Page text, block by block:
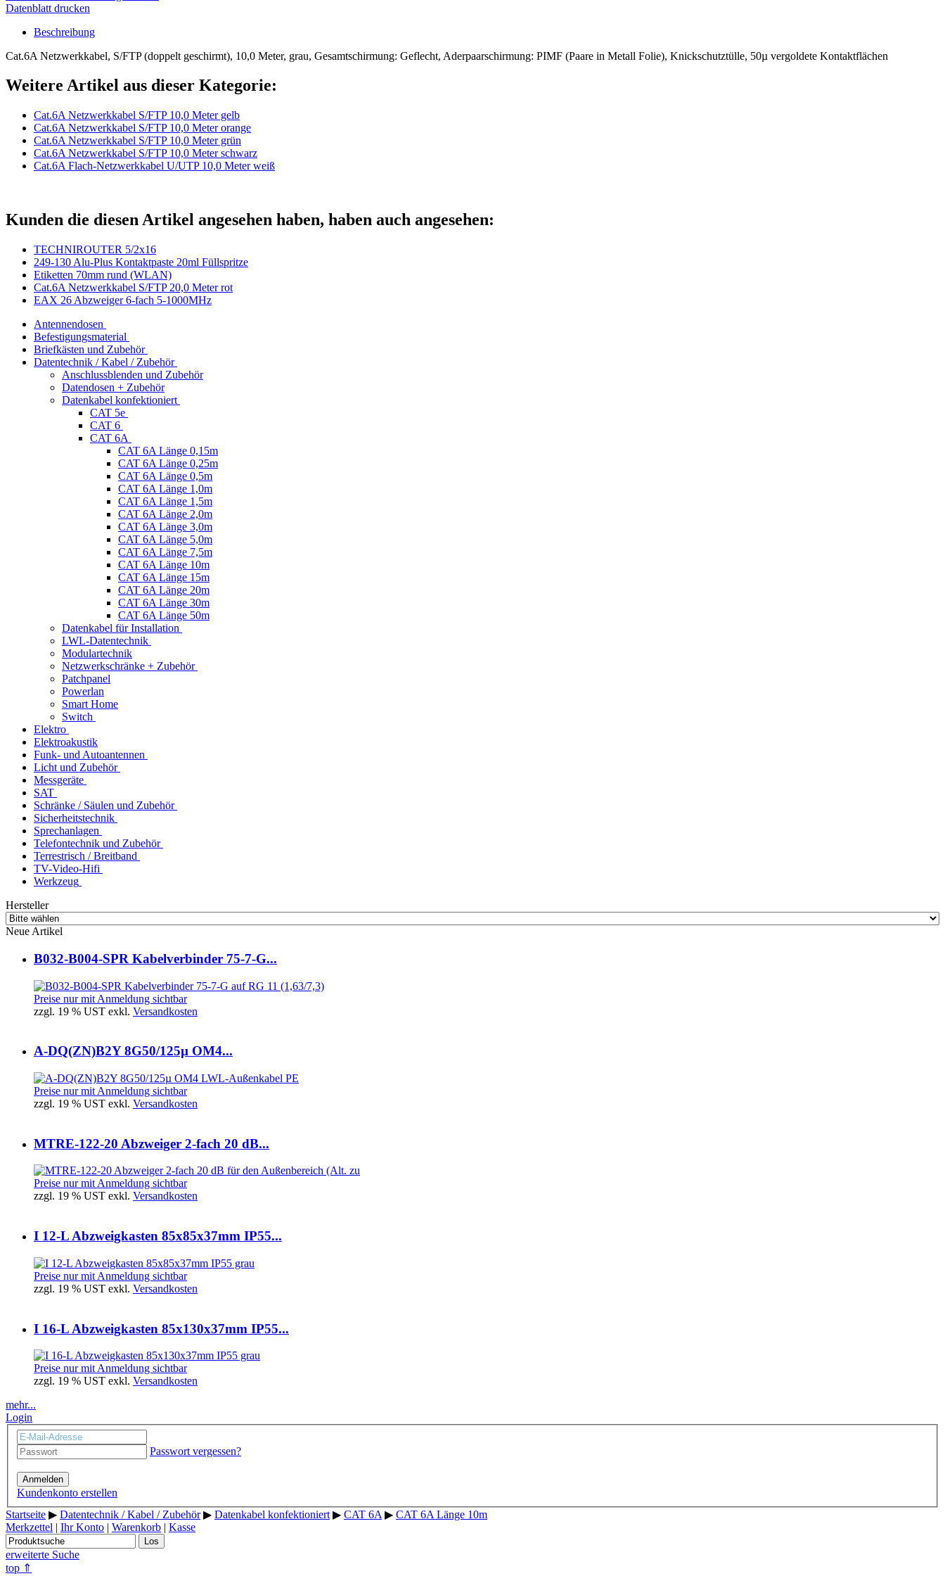
Datenblatt drucken
Beschreibung
Cat.6A Netzwerkkabel, S/FTP (doppelt geschirmt), 10,0 Meter, grau, Gesamtschirmung: Geflecht, Aderpaarschirmung: PIMF (Paare in Metall Folie), Knickschutztülle, 50µ vergoldete Kontaktflächen
Weitere Artikel aus dieser Kategorie:
Cat.6A Netzwerkkabel S/FTP 10,0 Meter gelb
Cat.6A Netzwerkkabel S/FTP 10,0 Meter orange
Cat.6A Netzwerkkabel S/FTP 10,0 Meter grün
Cat.6A Netzwerkkabel S/FTP 10,0 Meter schwarz
Cat.6A Flach-Netzwerkkabel U/UTP 10,0 Meter weiß
Kunden die diesen Artikel angesehen haben, haben auch angesehen:
TECHNIROUTER 5/2x16
249-130 Alu-Plus Kontaktpaste 20ml Füllspritze
Etiketten 70mm rund (WLAN)
Cat.6A Netzwerkkabel S/FTP 20,0 Meter rot
EAX 26 Abzweiger 6-fach 5-1000MHz
Antennendosen
Befestigungsmaterial
Briefkästen und Zubehör
Datentechnik / Kabel / Zubehör
Anschlussblenden und Zubehör
Datendosen + Zubehör
Datenkabel konfektioniert
CAT 5e
CAT 6
CAT 6A
CAT 6A Länge 0,15m
CAT 6A Länge 0,25m
CAT 6A Länge 0,5m
CAT 6A Länge 1,0m
CAT 6A Länge 1,5m
CAT 6A Länge 2,0m
CAT 6A Länge 3,0m
CAT 6A Länge 5,0m
CAT 6A Länge 7,5m
CAT 6A Länge 10m
CAT 6A Länge 15m
CAT 6A Länge 20m
CAT 6A Länge 30m
CAT 6A Länge 50m
Datenkabel für Installation
LWL-Datentechnik
Modulartechnik
Netzwerkschränke + Zubehör
Patchpanel
Powerlan
Smart Home
Switch
Elektro
Elektroakustik
Funk- und Autoantennen
Licht und Zubehör
Messgeräte
SAT
Schränke / Säulen und Zubehör
Sicherheitstechnik
Sprechanlagen
Telefontechnik und Zubehör
Terrestrisch / Breitband
TV-Video-Hifi
Werkzeug
Hersteller
Neue Artikel
B032-B004-SPR Kabelverbinder 75-7-G...
Preise nur mit Anmeldung sichtbar
zzgl. 19 % UST exkl. Versandkosten
A-DQ(ZN)B2Y 8G50/125µ OM4...
Preise nur mit Anmeldung sichtbar
zzgl. 19 % UST exkl. Versandkosten
MTRE-122-20 Abzweiger 2-fach 20 dB...
Preise nur mit Anmeldung sichtbar
zzgl. 19 % UST exkl. Versandkosten
I 12-L Abzweigkasten 85x85x37mm IP55...
Preise nur mit Anmeldung sichtbar
zzgl. 19 % UST exkl. Versandkosten
I 16-L Abzweigkasten 85x130x37mm IP55...
Preise nur mit Anmeldung sichtbar
zzgl. 19 % UST exkl. Versandkosten
mehr...
Login
Passwort vergessen?
Anmelden
Kundenkonto erstellen
Startseite ▶ Datentechnik / Kabel / Zubehör▶ Datenkabel konfektioniert ▶ CAT 6A ▶ CAT 6A Länge 10m
Merkzettel | Ihr Konto | Warenkorb | Kasse
Los
erweiterte Suche
top ⇑